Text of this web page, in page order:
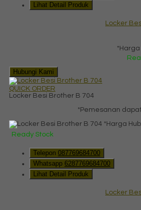
Lihat Detail Produk
Locker
*Harga
Hubungi Kami
QUICK ORDER
Locker Besi Brother B 704
*Pemesanan
*Harga
Ready Stock
Telepon 087769684700
Whatsapp 6287769684700
Lihat Detail Produk
Locker